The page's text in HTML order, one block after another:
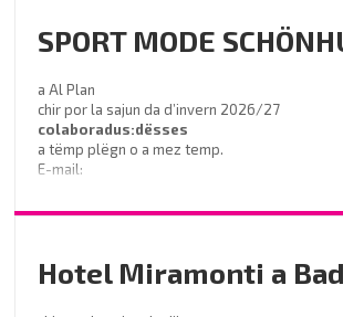
SPORT MODE
a Al Plan
chir por la sajun da d’invern 2026/27
colaboradus:dësses
a tëmp plëgn o a mez temp.
E-mail:
Hotel Miramonti a